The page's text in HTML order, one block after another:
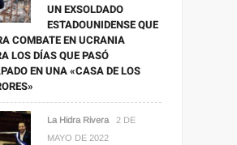
UN EXSOLDADO
ESTADOUNIDENSE QUE
COMBATE EN UCRANIA
LOS DÍAS QUE PASÓ
EN UNA «CASA DE LOS
La Hidra Rivera
2 DE
MAYO DE 2022